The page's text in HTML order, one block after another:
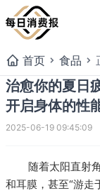
首页 食品
治愈你的夏日
开启身体的性
2025-06-19 09:45:09
随着太阳直射
和耳膜，甚至“游走